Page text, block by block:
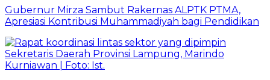
Gubernur Mirza Sambut Rakernas ALPTK PTMA,
Apresiasi Kontribusi Muhammadiyah bagi Pendidikan